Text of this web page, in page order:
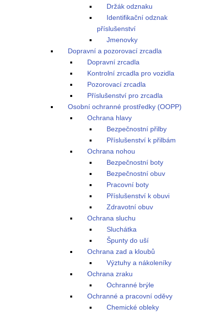
Držák odznaku
Identifikační odznak
příslušenství
Jmenovky
Dopravní a pozorovací zrcadla
Dopravní zrcadla
Kontrolní zrcadla pro vozidla
Pozorovací zrcadla
Příslušenství pro zrcadla
Osobní ochranné prostředky (OOPP)
Ochrana hlavy
Bezpečnostní přilby
Příslušenství k přilbám
Ochrana nohou
Bezpečnostní boty
Bezpečnostní obuv
Pracovní boty
Příslušenství k obuvi
Zdravotní obuv
Ochrana sluchu
Sluchátka
Špunty do uší
Ochrana zad a kloubů
Výztuhy a nákoleníky
Ochrana zraku
Ochranné brýle
Ochranné a pracovní oděvy
Chemické obleky